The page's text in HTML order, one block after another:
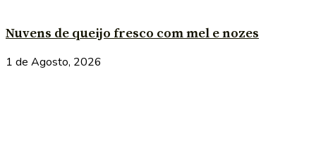
Nuvens de queijo fresco com mel e nozes
1 de Agosto, 2026